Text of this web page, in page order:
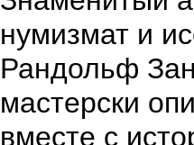
нумизмат и
Рандольф
мастерски
вместе с